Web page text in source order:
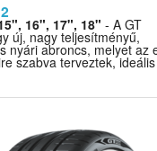
16", 17", 18" - A GT
új, nagy teljesítményű,
nyári abroncs, melyet az
szabva terveztek,